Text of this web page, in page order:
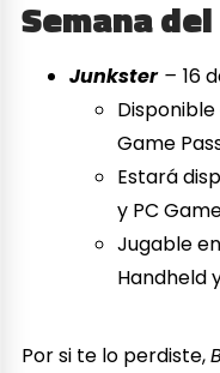
Semana
Junkster–16
Disponible
Game
Estará
y PC
Jugable
Handheld
Por si te lo perdiste,